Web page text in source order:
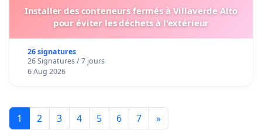
Installer des conteneurs fermés à Villaverde Alto
pour éviter les déchets à l'extérieur
26 signatures
26 Signatures / 7 jours
6 Aug 2026
1 2 3 4 5 6 7 »